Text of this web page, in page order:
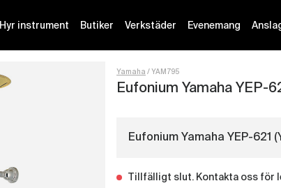
Hyr instrument Butiker Verkstäder Evenemang
Yamaha YAM795
Eufonium Yamaha YEP-
Eufonium Yamaha YEP-621
Tillfälligt slut. Kontakta oss för